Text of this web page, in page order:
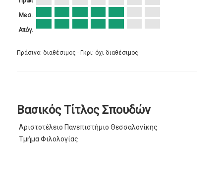
Μεσ.
Απόγ.
Πράσινο: διαθέσιμος - Γκρι: όχι διαθέσιμος
Βασικός Τίτλος Σπουδών
Αριστοτέλειο Πανεπιστήμιο Θεσσαλονίκης
Τμήμα Φιλολογίας